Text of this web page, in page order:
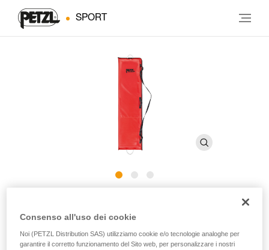
SPORT
Sacco per barella NEST
Consenso all'uso dei cookie
Noi (PETZL Distribution SAS) utilizziamo cookie e/o tecnologie analoghe per
garantire il corretto funzionamento del Sito web, per personalizzare i nostri